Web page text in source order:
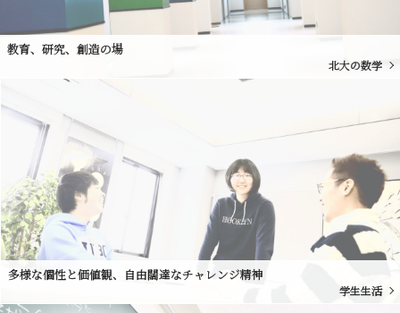
教育、研究、創造の場
北大の数学
多様な個性と価値観、自由闊達なチャレンジ精神
学生生活